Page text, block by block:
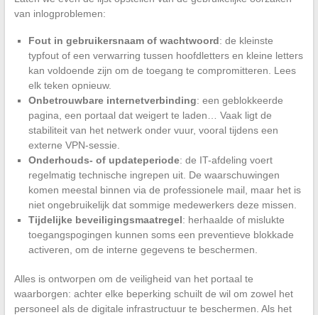
van inlogproblemen:
Fout in gebruikersnaam of wachtwoord: de kleinste
typfout of een verwarring tussen hoofdletters en kleine letters
kan voldoende zijn om de toegang te compromitteren. Lees
elk teken opnieuw.
Onbetrouwbare internetverbinding: een geblokkeerde
pagina, een portaal dat weigert te laden… Vaak ligt de
stabiliteit van het netwerk onder vuur, vooral tijdens een
externe VPN-sessie.
Onderhouds- of updateperiode: de IT-afdeling voert
regelmatig technische ingrepen uit. De waarschuwingen
komen meestal binnen via de professionele mail, maar het is
niet ongebruikelijk dat sommige medewerkers deze missen.
Tijdelijke beveiligingsmaatregel: herhaalde of mislukte
toegangspogingen kunnen soms een preventieve blokkade
activeren, om de interne gegevens te beschermen.
Alles is ontworpen om de veiligheid van het portaal te
waarborgen: achter elke beperking schuilt de wil om zowel het
personeel als de digitale infrastructuur te beschermen. Als het